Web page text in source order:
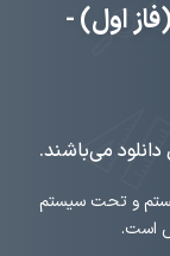
اول) -
دانلود می‌باشند.
و تحت سیستم
است.